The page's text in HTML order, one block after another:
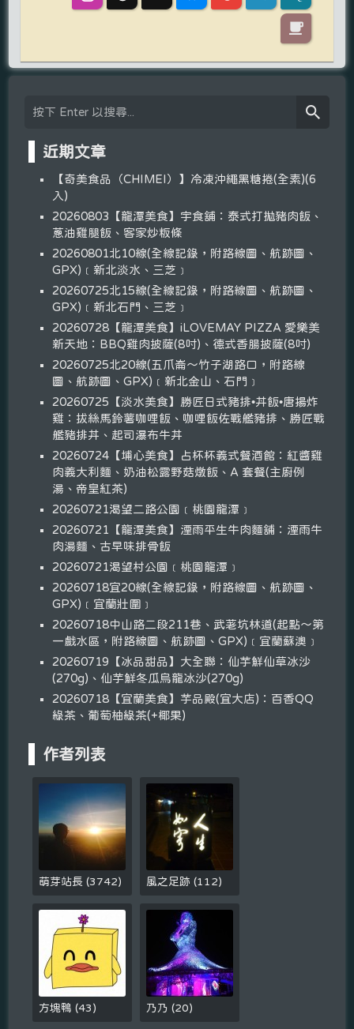
近期文章
【奇美食品（CHIMEI）】冷凍沖繩黑糖捲(全素)(6
入)
20260803【龍潭美食】宇食舖：泰式打拋豬肉飯、
蔥油雞腿飯、客家炒粄條
20260801北10線(全線記錄，附路線圖、航跡圖、
GPX)﹝新北淡水、三芝﹞
20260725北15線(全線記錄，附路線圖、航跡圖、
GPX)﹝新北石門、三芝﹞
20260728【龍潭美食】iLOVEMAY PIZZA 愛樂美
新天地：BBQ雞肉披薩(8吋)、德式香腸披薩(8吋)
20260725北20線(五爪崙～竹子湖路口，附路線
圖、航跡圖、GPX)﹝新北金山、石門﹞
20260725【淡水美食】勝匠日式豬排•丼飯•唐揚炸
雞：拔絲馬鈴薯咖哩飯、咖哩飯佐戰艦豬排、勝匠戰
艦豬排丼、起司瀑布牛丼
20260724【埔心美食】占杯杯義式餐酒館：紅醬雞
肉義大利麵、奶油松露野菇燉飯、A 套餐(主廚例
湯、帝皇紅茶)
20260721渴望二路公園﹝桃園龍潭﹞
20260721【龍潭美食】湮雨平生牛肉麵舖：湮雨牛
肉湯麵、古早味排骨飯
20260721渴望村公園﹝桃園龍潭﹞
20260718宜20線(全線記錄，附路線圖、航跡圖、
GPX)﹝宜蘭壯圍﹞
20260718中山路二段211巷、武荖坑林道(起點～第
一戲水區，附路線圖、航跡圖、GPX)﹝宜蘭蘇澳﹞
20260719【冰品甜品】大全聯：仙芋鮮仙草冰沙
(270g)、仙芋鮮冬瓜烏龍冰沙(270g)
20260718【宜蘭美食】芋品殿(宜大店)：百香QQ
綠茶、葡萄柚綠茶(+椰果)
作者列表
萌芽站長(3742) 風之足跡(112)
方塊鴨(43 ) 乃乃(20)